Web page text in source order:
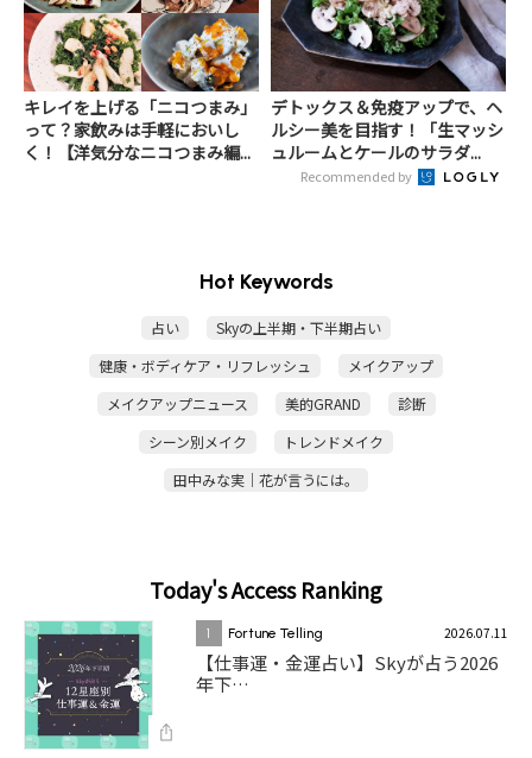
キレイを上げる「ニコつまみ」
って？家飲みは手軽においし
く！【洋気分なニコつまみ編...
デトックス＆免疫アップで、ヘ
ルシー美を目指す！「生マッシ
ュルームとケールのサラダ...
Recommended by
Hot Keywords
占い
Skyの上半期・下半期占い
健康・ボディケア・リフレッシュ
メイクアップ
メイクアップニュース
美的GRAND
診断
シーン別メイク
トレンドメイク
田中みな実｜花が言うには。
Today's Access Ranking
1 Fortune Telling 2026.07.11
【仕事運・金運占い】Skyが占う2026
年下…